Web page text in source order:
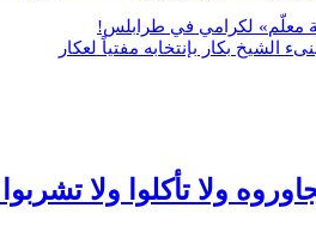
معلّم» لكرامي في طرابلس!
الشيخ بكار بإنتخابه مفتياً لعكار
ولا تأكلوا ولا